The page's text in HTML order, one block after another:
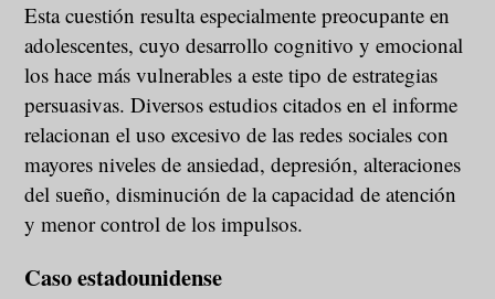
Esta cuestión resulta especialmente preocupante en
adolescentes, cuyo desarrollo cognitivo y emocional
los hace más vulnerables a este tipo de estrategias
persuasivas. Diversos estudios citados en el informe
relacionan el uso excesivo de las redes sociales con
mayores niveles de ansiedad, depresión, alteraciones
del sueño, disminución de la capacidad de atención
y menor control de los impulsos.
Caso estadounidense